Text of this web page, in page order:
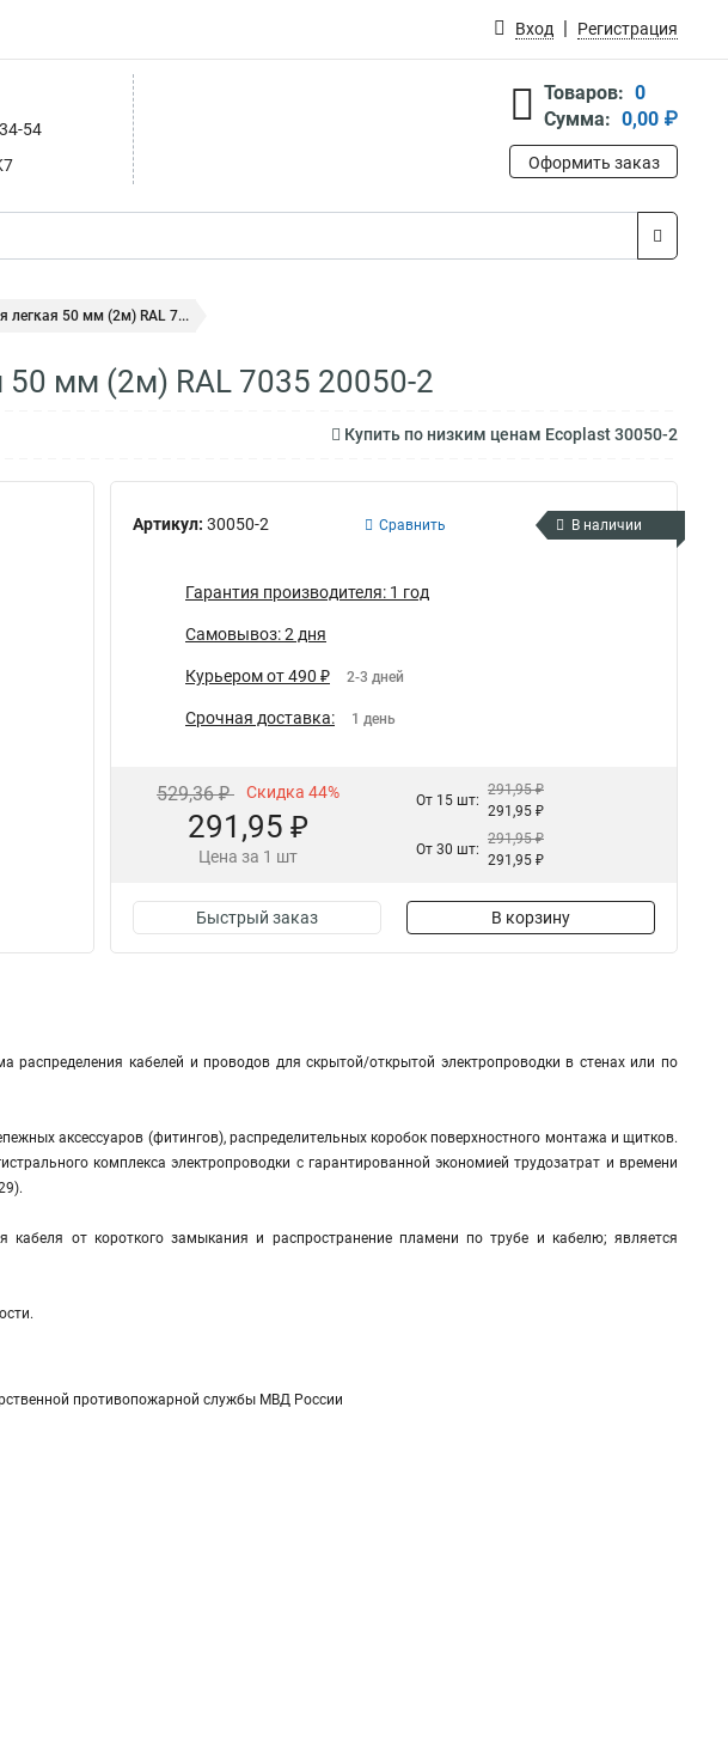
Вход Регистрация
54
Товаров: 0
Сумма: 0,00 ₽
Оформить заказ
легкая 50 мм (2м) RAL 7...
50 мм (2м) RAL 7035 20050-2
Купить по низким ценам Ecoplast 30050-2
Артикул: 30050-2 Сравнить В наличии
Гарантия производителя: 1 год
Самовывоз: 2 дня
Курьером от 490 ₽ 2-3 дней
Срочная доставка: 1 день
529,36 ₽ Скидка 44%
291,95 ₽
Цена за 1 шт
От 15 шт:
291,95 ₽
291,95 ₽
От 30 шт:
291,95 ₽
291,95 ₽
Быстрый заказ В корзину
распределения кабелей и проводов для скрытой/открытой электропроводки в стенах или по
аксессуаров (фитингов), распределительных коробок поверхностного монтажа и щитков.
комплекса электропроводки с гарантированной экономией трудозатрат и времени
от короткого замыкания и распространение пламени по трубе и кабелю; является
противопожарной службы МВД России